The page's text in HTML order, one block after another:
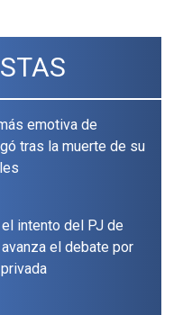
emotiva de
tras la muerte de su
intento del PJ de
el debate por